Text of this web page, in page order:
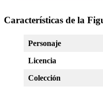
Características de la
Personaje
Licencia
Colección